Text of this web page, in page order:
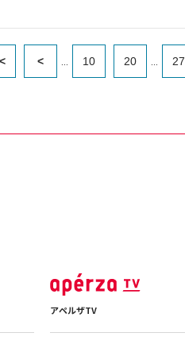
< ... 10 20 ... 27
アペルザTV